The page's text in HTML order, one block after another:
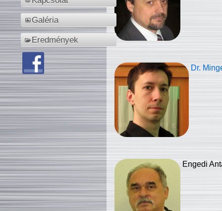
Galéria
Eredmények
Dr.
Engedi